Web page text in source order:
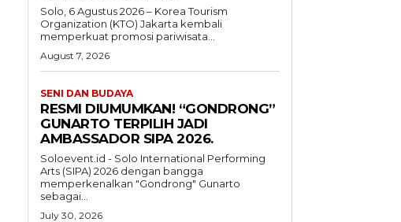
Solo, 6 Agustus 2026 – Korea Tourism
Organization (KTO) Jakarta kembali
memperkuat promosi pariwisata...
August 7, 2026
SENI DAN BUDAYA
RESMI DIUMUMKAN! “GONDRONG”
GUNARTO TERPILIH JADI
AMBASSADOR SIPA 2026.
Soloevent.id - Solo International Performing
Arts (SIPA) 2026 dengan bangga
memperkenalkan "Gondrong" Gunarto
sebagai...
July 30, 2026